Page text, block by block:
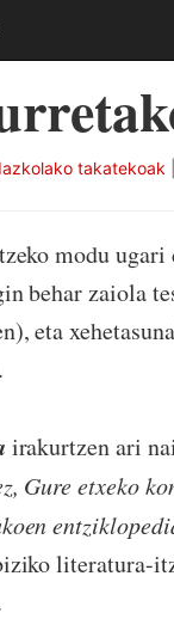
takatekoak
modu ugari
behar zaiola
eta
irakurtzen ari
Gure etxeko
literatura-